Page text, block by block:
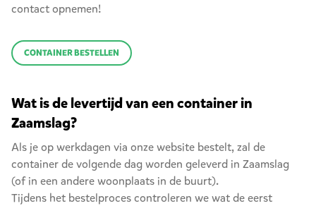
contact opnemen!
CONTAINER BESTELLEN
Wat is de levertijd van een container in
Zaamslag?
Als je op werkdagen via onze website bestelt, zal de
container de volgende dag worden geleverd in Zaamslag
(of in een andere woonplaats in de buurt).
Tijdens het bestelproces controleren we wat de eerst